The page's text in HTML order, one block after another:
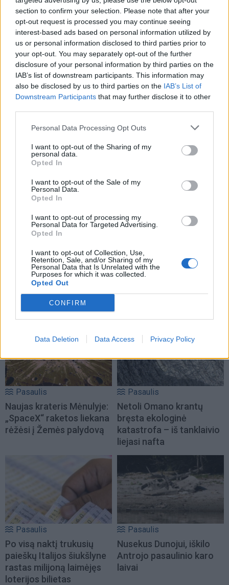
section to confirm your selection. Please note that after your
opt-out request is processed you may continue seeing
interest-based ads based on personal information utilized by
us or personal information disclosed to third parties prior to
your opt-out. You may separately opt-out of the further
disclosure of your personal information by third parties on the
IAB’s list of downstream participants. This information may
also be disclosed by us to third parties on the IAB’s List of
Downstream Participants that may further disclose it to other
Personal Data Processing Opt Outs
I want to opt-out of the Sharing of my
personal data.
Opted In
I want to opt-out of the Sale of my
Personal Data.
Opted In
I want to opt-out of processing my
Personal Data for Targeted Advertising.
Opted In
I want to opt-out of Collection, Use,
Retention, Sale, and/or Sharing of my
Personal Data that Is Unrelated with the
Purposes for which it was collected.
Opted Out
CONFIRM
Data Deletion Data Access Privacy Policy
TAIP PAT SKAITYKITE
Pasaulis
Dingus elektrai ryšių
centre, didelėje Anglijos
dalyje sutriko geležinkelių
Pasaulis
Ukrainos pareigūnas:
dabar – iš tiesų bloga
padėtis
Pasaulis
Naujas krateris Mėnulyje:
„SpaceX“ raketos liekana
rėžėsi į Žemės palydovą
Pasaulis
Netoli Omano krantų
bręsta ekologinė
katastrofa – iš tanklaivio
liejasi nafta
Pasaulis
Po visą naktį trukusių
paieškų Italijos šiukšlyne
rastas milijoną laimėjęs
loterijos bilietas
Pasaulis
Nusekus Dunojui, iškilo
Antrojo pasaulinio karo
laivai